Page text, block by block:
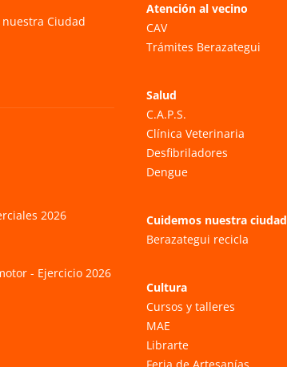
Ciudad
2026
- Ejercicio 2026
Atención al vecino
CAV
Trámites Berazategui
Salud
C.A.P.S.
Clínica Veterinaria
Desfibriladores
Dengue
Cuidemos nuestra ciudad
Berazategui recicla
Cultura
Cursos y talleres
MAE
Librarte